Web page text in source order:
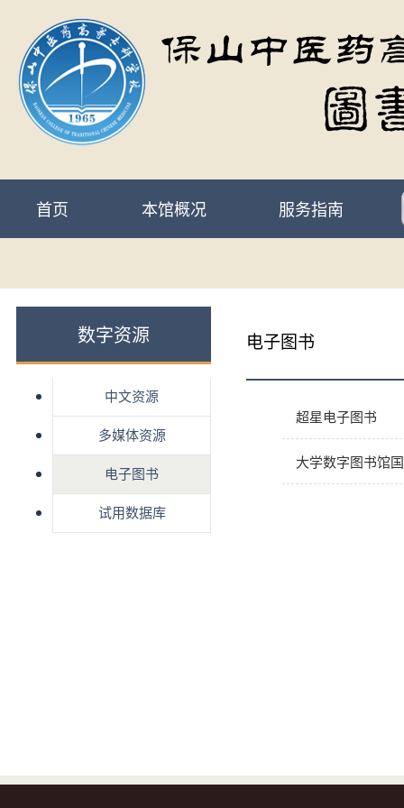
首页 本馆概况 服务指南
数字资源
中文资源
多媒体资源
电子图书
试用数据库
电子图书
超星电子图书
大学数字图书馆